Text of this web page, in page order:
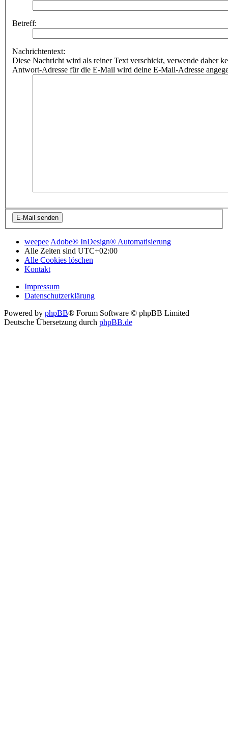
Betreff:
Nachrichtentext:
Diese Nachricht wird als reiner Text verschickt, verwende daher
Antwort-Adresse für die E-Mail wird deine E-Mail-Adresse
weepeeAdobe® InDesign® Automatisierung
Alle Zeiten sind UTC+02:00
Alle Cookies löschen
Kontakt
Impressum
Datenschutzerklärung
Powered by phpBB® Forum Software © phpBB Limited
Deutsche Übersetzung durch phpBB.de